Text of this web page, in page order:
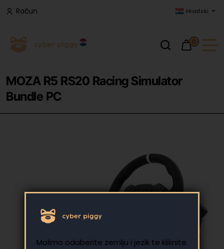
Molimo odaberite zemlju i jezik te kliknite
Račun Hrvatski
0
MOZA R5 RS20 Racing Simulator
Bundle PC